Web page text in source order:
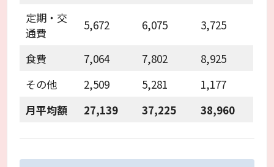
定期・交
通費
5,672 6,075 3,725
食費 7,064 7,802
8,925
その他
2,509 5,281
1,177
月平均額
27,139 37,225 38,960